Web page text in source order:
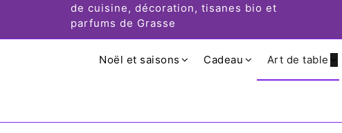
de cuisine, décoration, tisanes bio et
parfums de Grasse
Noël et saisons Cadeau Art de table